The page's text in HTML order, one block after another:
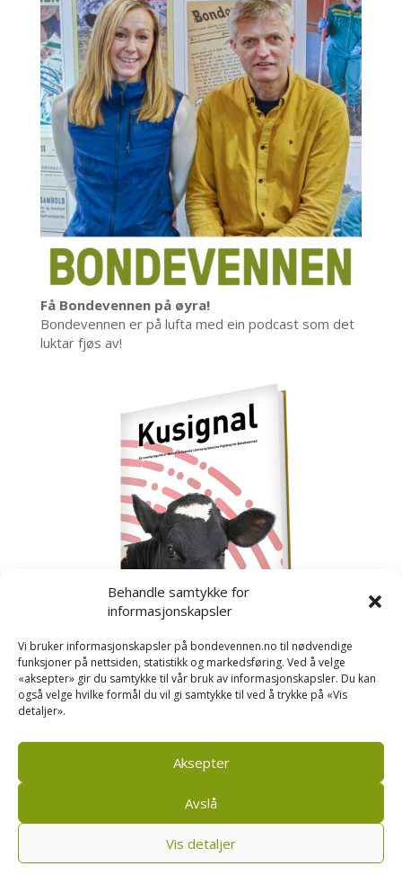
Behandle samtykke for
informasjonskapsler
Vi bruker informasjonskapsler på bondevennen.no til nødvendige
funksjoner på nettsiden, statistikk og markedsføring. Ved å velge
«aksepter» gir du samtykke til vår bruk av informasjonskapsler. Du kan
også velge hvilke formål du vil gi samtykke til ved å trykke på «Vis
detaljer».
Aksepter
Avslå
Vis detaljer
Få Bondevennen på øyra!
Bondevennen er på lufta med ein podcast som det
luktar fjøs av!
Kusignal
om kusignal i eit eige hefte.
Bondevennen AS, Pb 208, sentrum, 4001 Stavanger